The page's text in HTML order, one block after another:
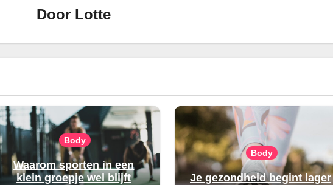
Door Lotte
Body
Waarom sporten in een
klein groepje wel blijft
Body
Je gezondheid begint lager